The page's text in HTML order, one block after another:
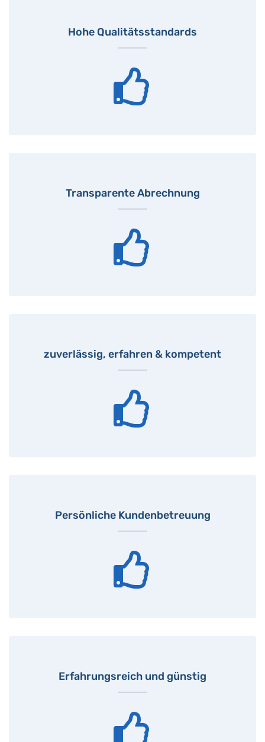
Hohe Qualitätsstandards
Transparente Abrechnung
zuverlässig, erfahren & kompetent
Persönliche Kundenbetreuung
Erfahrungsreich und günstig